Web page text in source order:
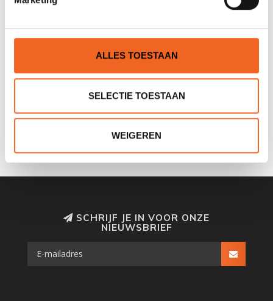
ALLES TOESTAAN
SELECTIE TOESTAAN
WEIGEREN
REVIEWS
Nog niet gewaardeerd
JE BEOORDELING TOEVOEGEN
SCHRIJF JE IN VOOR ONZE
NIEUWSBRIEF